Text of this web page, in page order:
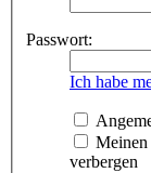
Passwort:
Ich habe
Meinen
verbergen